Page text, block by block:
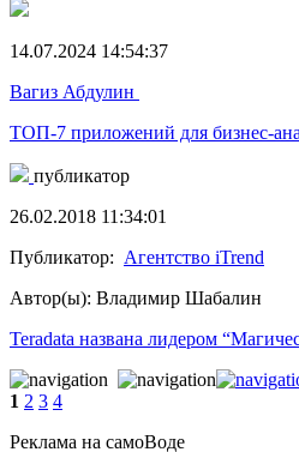
14.07.2024 14:54:37
Вагиз Абдулин
ТОП-7 приложений для бизнес-
публикатор
26.02.2018 11:34:01
Публикатор: Агентство iTrend
Автор(ы): Владимир Шабалин
Teradata названа лидером
1 2 3 4
Реклама на самоВоде